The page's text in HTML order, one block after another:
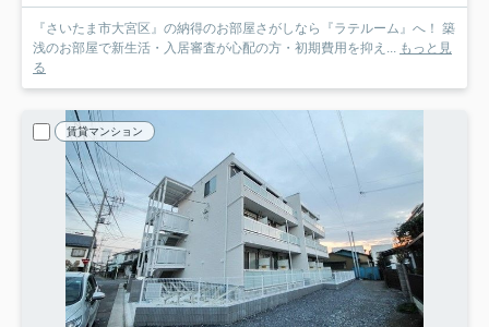
『さいたま市大宮区』の納得のお部屋さがしなら『ラテルーム』へ！ 築
浅のお部屋で新生活・入居審査が心配の方・初期費用を抑え... もっと見
る
賃貸マンション